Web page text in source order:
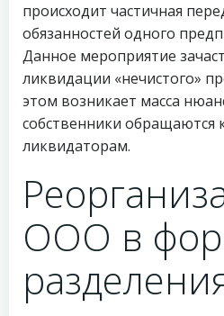
происходит частичная
обязанностей одного
Данное мероприятие
ликвидации «нечистого»
этом возникает масса
собственники обращаются
ликвидаторам.
ООО в